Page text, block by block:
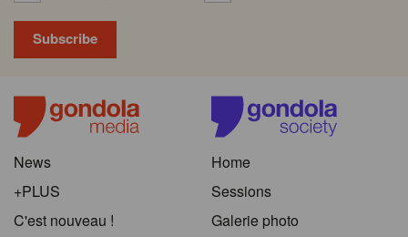
News
+PLUS
C'est nouveau !
Home
Sessions
Galerie photo